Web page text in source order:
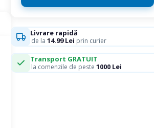
Livrare rapidă
de la 14.99 Lei prin curier
Transport GRATUIT
la comenzile de peste 1000 Lei